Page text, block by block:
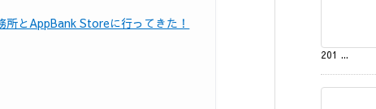
とAppBank Storeに行ってきた！
201 ...